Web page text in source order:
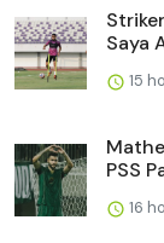
Saya
15
PSS
16